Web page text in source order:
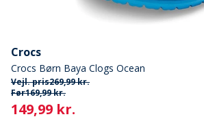
Crocs
Crocs Børn Baya Clogs Ocean
Vejl. pris269,99 kr.
Før169,99 kr.
Current
149,99 kr.